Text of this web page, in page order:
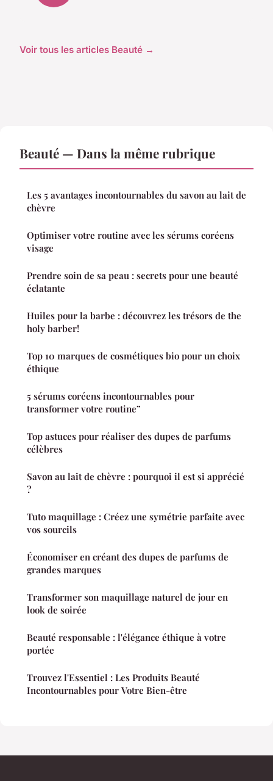
Voir tous les articles Beauté →
Beauté — Dans la même rubrique
Les 5 avantages incontournables du savon au lait de
chèvre
Optimiser votre routine avec les sérums coréens
visage
Prendre soin de sa peau : secrets pour une beauté
éclatante
Huiles pour la barbe : découvrez les trésors de the
holy barber!
Top 10 marques de cosmétiques bio pour un choix
éthique
5 sérums coréens incontournables pour
transformer votre routine”
Top astuces pour réaliser des dupes de parfums
célèbres
Savon au lait de chèvre : pourquoi il est si apprécié
?
Tuto maquillage : Créez une symétrie parfaite avec
vos sourcils
Économiser en créant des dupes de parfums de
grandes marques
Transformer son maquillage naturel de jour en
look de soirée
Beauté responsable : l'élégance éthique à votre
portée
Trouvez l'Essentiel : Les Produits Beauté
Incontournables pour Votre Bien-être